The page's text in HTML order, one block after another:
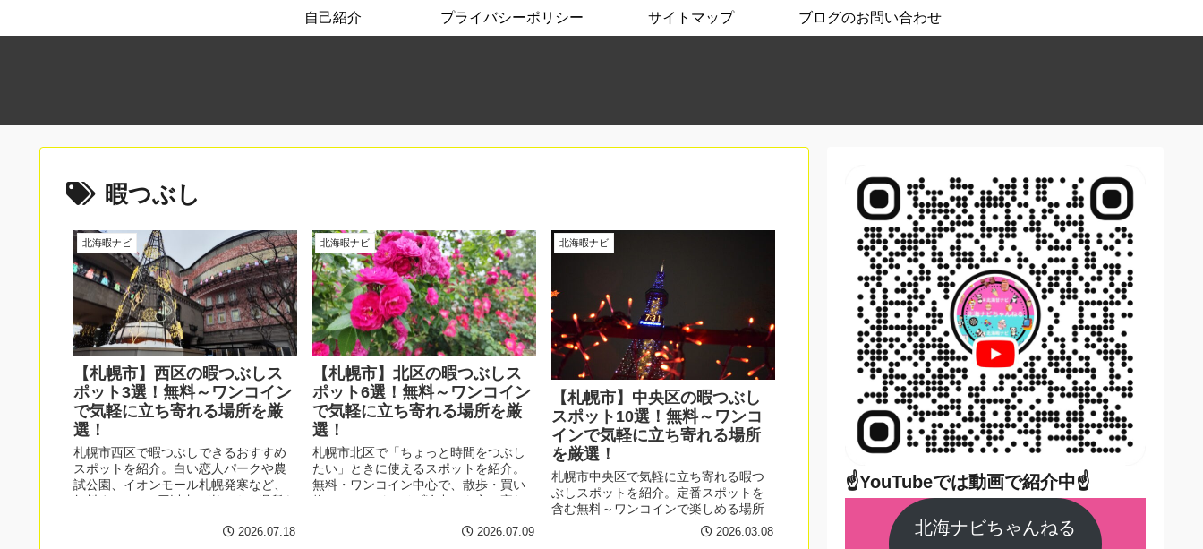
自己紹介 プライバシーポリシー サイトマップ ブログのお問い合わせ
暇つぶし
北海暇ナビ
【札幌市】西区の暇つぶしス
ポット3選！無料～ワンコイン
で気軽に立ち寄れる場所を厳
選！
札幌市西区で暇つぶしできるおすすめ
スポットを紹介。白い恋人パークや農
試公園、イオンモール札幌発寒など、
無料または500円以内で楽しめる場所を
クセスしやすく、買い物や散策、子ど
2026.07.18
北海暇ナビ
【札幌市】北区の暇つぶしス
ポット6選！無料～ワンコイン
で気軽に立ち寄れる場所を厳
選！
札幌市北区で「ちょっと時間をつぶし
たい」ときに使えるスポットを紹介。
無料・ワンコイン中心で、散歩・買い
物ついで・ドライブ途中にも立ち寄れ
2026.07.09
北海暇ナビ
【札幌市】中央区の暇つぶし
スポット10選！無料～ワンコ
インで気軽に立ち寄れる場所
を厳選！
札幌市中央区で気軽に立ち寄れる暇つ
ぶしスポットを紹介。定番スポットを
含む無料～ワンコインで楽しめる場所
を交通機関と車で行けるスポットに分
けてまとめました。札幌観光や休日の
2026.03.08
☝YouTubeでは動画で紹介中☝
北海ナビちゃんねる